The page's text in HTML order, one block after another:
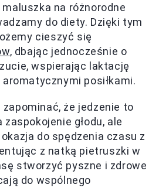
na różnorodne
do diety. Dzięki tym
cieszyć się
, dbając jednocześnie o
wspierając laktację
posiłkami.
że jedzenie to
głodu, ale
do spędzenia czasu z
z natką pietruszki w
stworzyć pyszne i zdrowe
do wspólnego